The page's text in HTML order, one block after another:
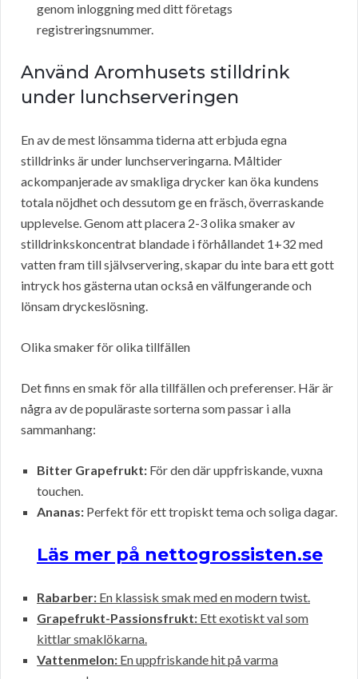
genom inloggning med ditt företags
registreringsnummer.
Använd Aromhusets stilldrink
under lunchserveringen
En av de mest lönsamma tiderna att erbjuda egna
stilldrinks är under lunchserveringarna. Måltider
ackompanjerade av smakliga drycker kan öka kundens
totala nöjdhet och dessutom ge en fräsch, överraskande
upplevelse. Genom att placera 2-3 olika smaker av
stilldrinkskoncentrat blandade i förhållandet 1+32 med
vatten fram till självservering, skapar du inte bara ett gott
intryck hos gästerna utan också en välfungerande och
lönsam dryckeslösning.
Olika smaker för olika tillfällen
Det finns en smak för alla tillfällen och preferenser. Här är
några av de populäraste sorterna som passar i alla
sammanhang:
Bitter Grapefrukt: För den där uppfriskande, vuxna
touchen.
Ananas: Perfekt för ett tropiskt tema och soliga dagar.
Läs mer på nettogrossisten.se
Rabarber: En klassisk smak med en modern twist.
Grapefrukt-Passionsfrukt: Ett exotiskt val som
kittlar smaklökarna.
Vattenmelon: En uppfriskande hit på varma